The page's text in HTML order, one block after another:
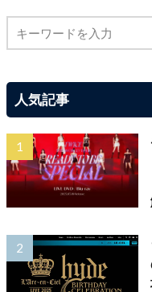
人気記事